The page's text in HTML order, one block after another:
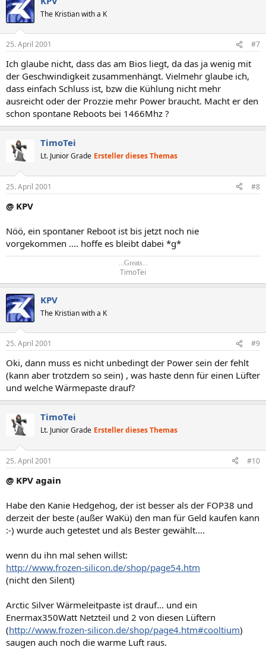
The Kristian with a K
25. April 2001 #7
Ich glaube nicht, dass das am Bios liegt, da das ja wenig mit
der Geschwindigkeit zusammenhängt. Vielmehr glaube ich,
dass einfach Schluss ist, bzw die Kühlung nicht mehr
ausreicht oder der Prozzie mehr Power braucht. Macht er den
schon spontane Reboots bei 1466Mhz ?
TimoTei
Lt. Junior Grade Ersteller dieses Themas
25. April 2001 #8
@ KPV
Nöö, ein spontaner Reboot ist bis jetzt noch nie
vorgekommen .... hoffe es bleibt dabei *g*
...Greats...
TimoTei​
KPV
The Kristian with a K
25. April 2001 #9
Oki, dann muss es nicht unbedingt der Power sein der fehlt
(kann aber trotzdem so sein) , was haste denn für einen Lüfter
und welche Wärmepaste drauf?
TimoTei
Lt. Junior Grade Ersteller dieses Themas
25. April 2001 #10
@ KPV again
Habe den Kanie Hedgehog, der ist besser als der FOP38 und
derzeit der beste (außer WaKü) den man für Geld kaufen kann
:-) wurde auch getestet und als Bester gewählt....
wenn du ihn mal sehen willst:
http://www.frozen-silicon.de/shop/page54.htm
(nicht den Silent)
Arctic Silver Wärmeleitpaste ist drauf... und ein
Enermax350Watt Netzteil und 2 von diesen Lüftern
(http://www.frozen-silicon.de/shop/page4.htm#cooltium)
saugen auch noch die warme Luft raus.